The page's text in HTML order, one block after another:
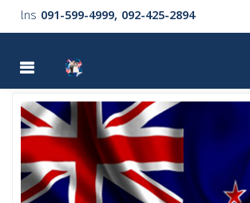
โทร 091-599-4999 092-425-2894
MENU